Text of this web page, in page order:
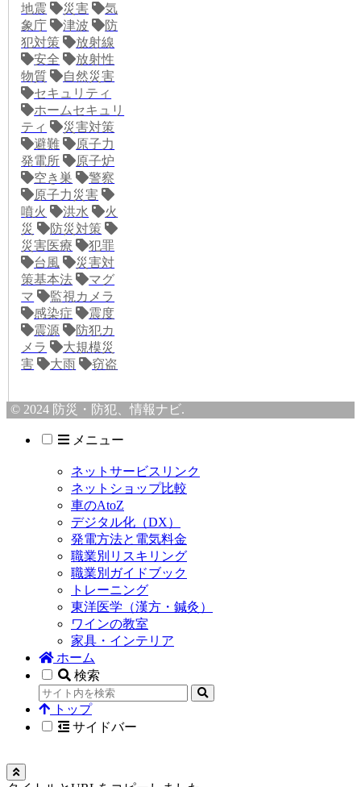
地震
災害
気
象庁
津波
防
犯対策
放射線
安全
放射性
物質
自然災害
セキュリティ
ホームセキュリ
ティ
災害対策
避難
原子力
発電所
原子炉
空き巣
警察
原子力災害
噴火
洪水
火
災
防災対策
災害医療
犯罪
台風
災害対
策基本法
マグ
マ
監視カメラ
感染症
震度
震源
防犯カ
メラ
大規模災
害
大雨 窃盗
© 2024 防災・防犯、情報ナビ.
メニュー
ネットサービスリンク
ネットショップ比較
車のAtoZ
デジタル化（DX）
発電方法と電気料金
職業別リスキリング
職業別ガイドブック
トレーニング
東洋医学（漢方・鍼灸）
ワインの教室
家具・インテリア
ホーム
検索
トップ
サイドバー